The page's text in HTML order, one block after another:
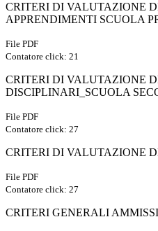
CRITERI DI VALUTAZIONE
APPRENDIMENTI SCUOLA
File PDF
Contatore click: 21
CRITERI DI VALUTAZIONE
DISCIPLINARI_SCUOLA
File PDF
Contatore click: 27
CRITERI DI VALUTAZIONE
File PDF
Contatore click: 27
CRITERI GENERALI